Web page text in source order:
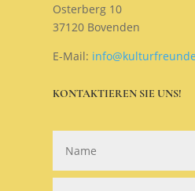
Osterberg 10
37120 Bovenden
E-Mail:
KONTAKTIEREN SIE UNS!